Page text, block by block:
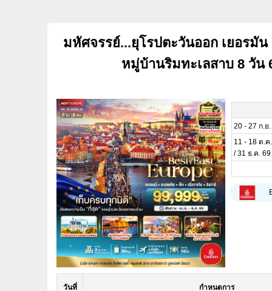
มหัศจรรย์...ยุโรปตะวันออก เยอรมัน
หมู่บ้านริมทะเลสาบ 8 วั
20 - 27 ก.ย
11 - 18 ต.ค
/ 31 ธ.ค.
วันที่ กำหนดการ